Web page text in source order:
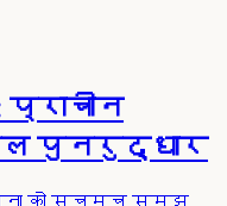
पुनरुद्धार